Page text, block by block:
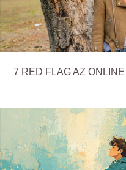
7 RED FLAG AZ